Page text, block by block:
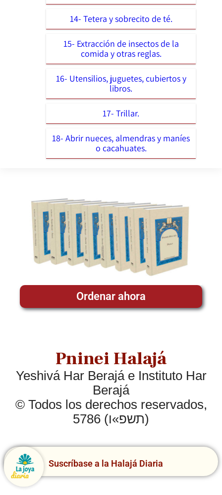
14- Tetera y sobrecito de té.
15- Extracción de insectos de la
comida y otras reglas.
16- Utensilios, juguetes, cubiertos y
libros.
17- Trillar.
18- Abrir nueces, almendras y maníes
o cacahuates.
Ordenar ahora
Pninei Halajá
Yeshivá Har Berajá e Instituto Har
Berajá
© Todos los derechos reservados,
5786 (תשפ»ו)
Suscríbase a la Halajá Diaria